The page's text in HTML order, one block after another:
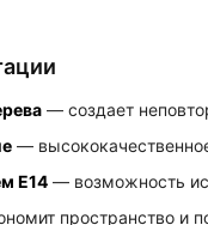
— создает
—
E14 — возможность
пространство и